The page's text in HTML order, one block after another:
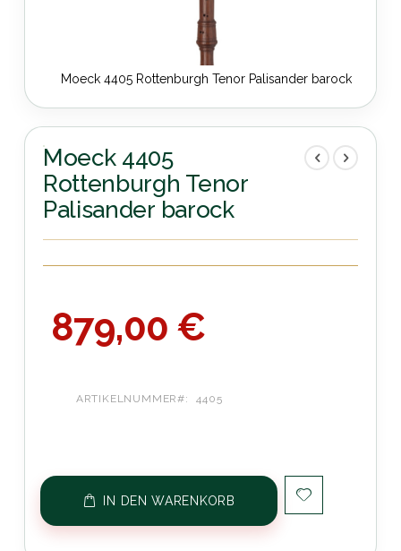
Moeck 4405 Rottenburgh Tenor Palisander barock
Zum
Anfang
der
Bildergalerie
springen
Moeck 4405
Rottenburgh Tenor
Palisander barock
879,00 €
ARTIKELNUMMER 4405
IN DEN WARENKORB